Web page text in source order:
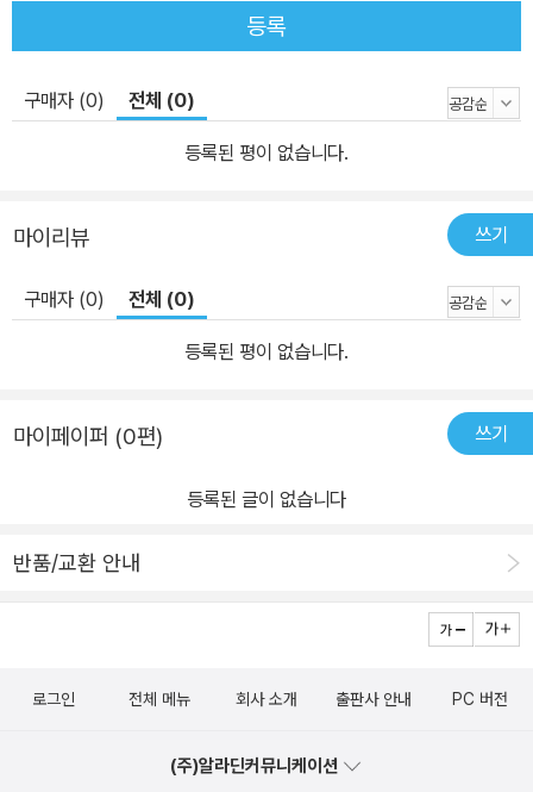
우스의 스탠드업 코미디 작품으로, 때로 웃음의 비밀 결사인 유머 기
사단이 의도적으로 창작한 유머로 제시된다. 핵심 줄기를 이루는 다
리우스 죽음에 대한 미스터리와 그에 얽힌 유머 기사단의 역사, 그리
고 유머 텍스트들은 모두가 정교하게 맞물려 거대하고 일관성 있는
하나의 세계를 구축하며, 작가의 유머러스한 <허풍>에 기묘한 현실
등록
구매자 (0) 전체 (0)
등록된 평이 없습니다.
마이리뷰 쓰기
구매자 (0) 전체 (0)
등록된 평이 없습니다.
마이페이퍼 (0편) 쓰기
등록된 글이 없습니다
반품/교환 안내
로그인 전체 메뉴 회사 소개 출판사 안내 PC 버전
(주)알라딘커뮤니케이션